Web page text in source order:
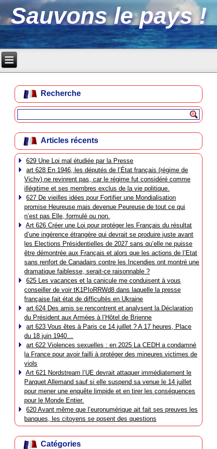
Sauvons le pays !
Recherche
Articles récents
629 Une Loi mal étudiée par la Presse
art 628 En 1946, les députés de l’État français (régime de
Vichy) ne revinrent pas, car le régime fut considéré comme
illégitime et ses membres exclus de la vie politique.
627 De vieilles idées pour Fortifier une Mondialisation
promise Heureuse mais devenue Peureuse de tout ce qui
n’est pas Elle, formulé ou non.
Art 626 Créer une Loi pour protéger les Français du résultat
d’une ingérence étrangère qui devrait se produire juste avant
les Elections Présidentielles de 2027 sans qu’elle ne puisse
être démontrée aux Français et alors que les actions de l’Etat
sans renfort de Canadairs contre les Incendies ont montré une
dramatique faiblesse, serait-ce raisonnable ?
625 Les vacances et la canicule me conduisent à vous
conseiller de voir tK1PIoRRWd8 dans laquelle la presse
française fait état de difficultés en Ukraine
art 624 Des amis se rencontrent et analysent la Déclaration
du Président aux Armées à l’Hôtel de Brienne
art 623 Vous êtes à Paris ce 14 juillet ? A 17 heures, Place
du 18 juin 1940…
art 622 Violences sexuelles : en 2025 La CEDH a condamné
la France pour avoir failli à protéger des mineures victimes de
viols
Art 621 Nordstream l’UE devrait attaquer immédiatement le
Parquet Allemand sauf si elle suspend sa venue le 14 juillet
pour mener une enquête limpide et en tirer les conséquences
pour le Monde Entier.
620 Avant même que l’euronumérique ait fait ses preuves les
banques, les citoyens se posent des questions
Catégories